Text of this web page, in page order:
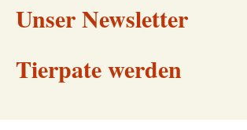
Unser Newsletter
Tierpate werden